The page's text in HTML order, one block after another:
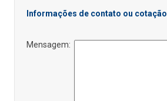
Informações de contato ou cotação
Mensagem: